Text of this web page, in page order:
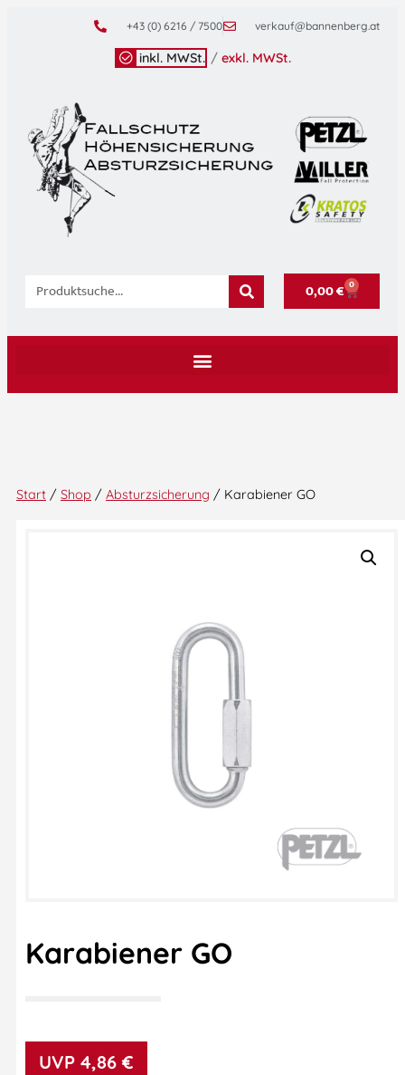
+43 (0) 6216 / 7500 verkauf@bannenberg.at
inkl. MWSt. / exkl. MWSt.
0,00€ 0
Start / Shop / Absturzsicherung / Karabiener GO
Karabiener GO
4,86 €